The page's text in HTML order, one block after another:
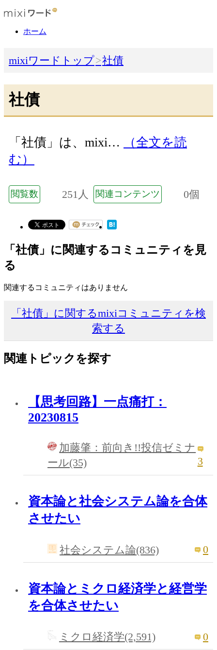
ホーム
mixiワードトップ 社債
社債
「社債」は、mixi…
（全文を読
む）
閲覧数 251人 関連コンテンツ 0個
「社債」に関連するコミュニティを見
る
関連するコミュニティはありません
「社債」に関するmixiコミュニティを検
索する
関連トピックを探す
【思考回路】一点痛打：
20230815
加藤肇：前向き!!投信ゼミナ
ール(35)
3
資本論と社会システム論を合体
させたい
社会システム論(836) 0
資本論とミクロ経済学と経営学
を合体させたい
ミクロ経済学(2,591) 0